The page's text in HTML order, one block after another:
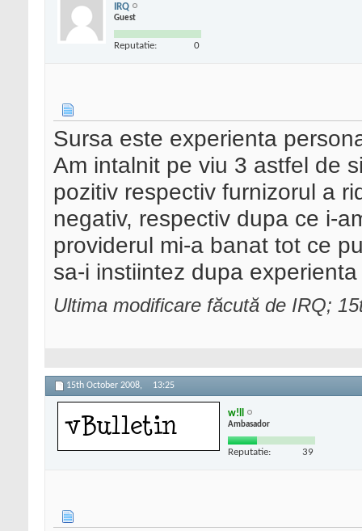
IRQ
Guest
Reputatie: 0
Sursa este experienta
Am intalnit pe viu 3 astfel de
pozitiv respectiv furnizorul a
negativ, respectiv dupa ce i-
providerul mi-a banat tot ce
sa-i instiintez dupa
Ultima modificare făcută de IRQ;
15th October 2008, 13:25
w!ll
Ambasador
Reputatie: 39